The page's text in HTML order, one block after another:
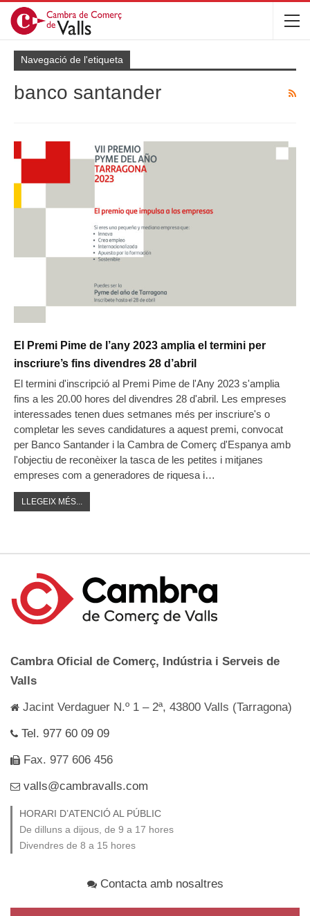
Navegació de l'etiqueta
banco santander
El Premi Pime de l’any 2023 amplia el termini per
inscriure’s fins divendres 28 d’abril
El termini d'inscripció al Premi Pime de l'Any 2023 s'amplia
fins a les 20.00 hores del divendres 28 d'abril. Les empreses
interessades tenen dues setmanes més per inscriure's o
completar les seves candidatures a aquest premi, convocat
per Banco Santander i la Cambra de Comerç d'Espanya amb
l'objectiu de reconèixer la tasca de les petites i mitjanes
empreses com a generadores de riquesa i…
LLEGEIX MÉS...
Cambra Oficial de Comerç, Indústria i Serveis de
Valls
Jacint Verdaguer N.º 1 – 2ª, 43800 Valls (Tarragona)
Tel. 977 60 09 09
Fax. 977 606 456
valls@cambravalls.com
HORARI D’ATENCIÓ AL PÚBLIC
De dilluns a dijous, de 9 a 17 hores
Divendres de 8 a 15 hores
Contacta amb nosaltres